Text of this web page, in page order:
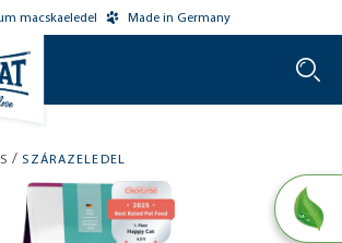
macskaeledel Made in Germany
/ SZÁRAZELEDEL